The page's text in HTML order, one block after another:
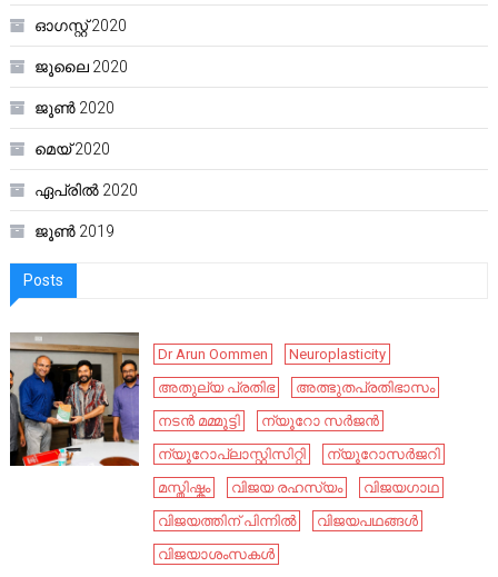
ഓഗസ്റ്റ്‌ 2020
ജൂലൈ 2020
ജൂൺ 2020
മെയ്‌ 2020
ഏപ്രിൽ 2020
ജൂൺ 2019
Posts
Dr Arun Oommen
Neuroplasticity
അതുല്യ പ്രതിഭ
അത്ഭുതപ്രതിഭാസം
നടൻ മമ്മൂട്ടി
ന്യൂറോ സർജൻ
ന്യൂറോപ്ലാസ്റ്റിസിറ്റി
ന്യൂറോസർജറി
മസ്തിഷ്കം
വിജയ രഹസ്യം
വിജയഗാഥ
വിജയത്തിന് പിന്നിൽ
വിജയപഥങ്ങൾ
വിജയാശംസകൾ